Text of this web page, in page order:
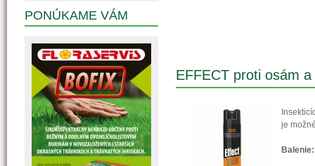
EFFECT proti osám
je
Balenie:
PONÚKAME VÁM